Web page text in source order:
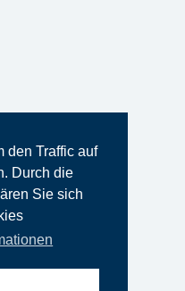
den Traffic auf
Durch die
Sie sich